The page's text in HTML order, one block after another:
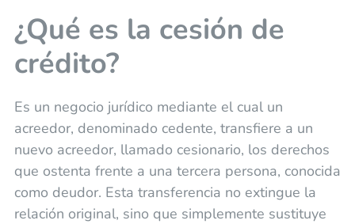
¿Qué es la cesión de
crédito?
Es un negocio jurídico mediante el cual un
acreedor, denominado cedente, transfiere a un
nuevo acreedor, llamado cesionario, los derechos
que ostenta frente a una tercera persona, conocida
como deudor. Esta transferencia no extingue la
relación original, sino que simplemente sustituye